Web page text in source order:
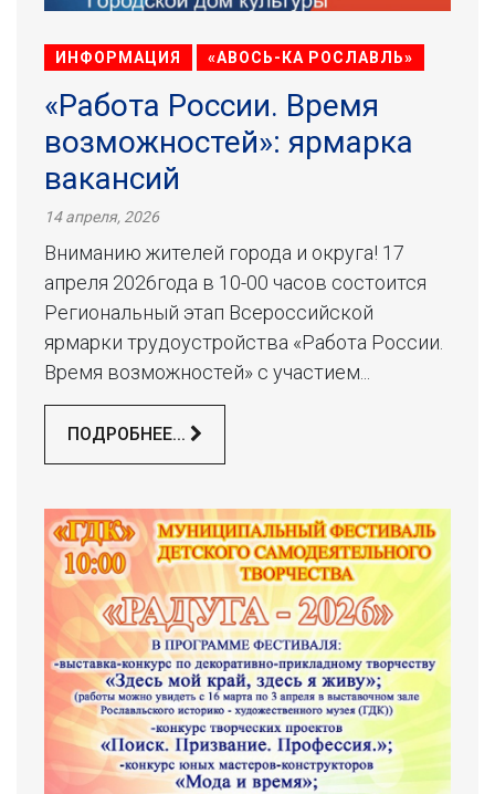
ИНФОРМАЦИЯ «АВОСЬ-КА РОСЛАВЛЬ»
«Работа России. Время
возможностей»: ярмарка
вакансий
14 апреля, 2026
Вниманию жителей города и округа! 17
апреля 2026года в 10-00 часов состоится
Региональный этап Всероссийской
ярмарки трудоустройства «Работа России.
Время возможностей» с участием...
ПОДРОБНЕЕ...